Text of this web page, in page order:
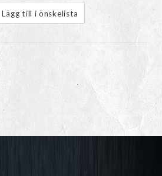
Lägg till i önskelista